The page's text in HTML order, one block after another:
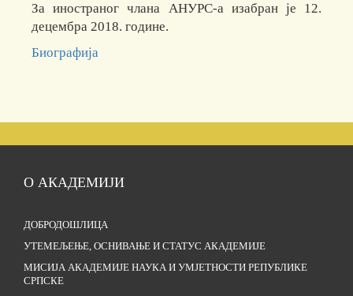
За иностраног члана АНУРС-а изабран је 12.
децембра 2018. године.
Биографија
О АКАДЕМИЈИ
ДОБРОДОШЛИЦА
УТЕМЕЉЕЊЕ, ОСНИВАЊЕ И СТАТУС АКАДЕМИЈЕ
МИСИЈА АКАДЕМИЈЕ НАУКА И УМЈЕТНОСТИ РЕПУБЛИКЕ
СРПСКЕ